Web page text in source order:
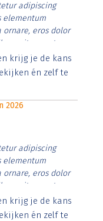
adipiscing
elementum
ornare, eros dolor
vitae erat.
id rutrum lorem
posuere.
krijg je de kans
én zelf te
2026
adipiscing
elementum
ornare, eros dolor
vitae erat.
id rutrum lorem
posuere.
krijg je de kans
én zelf te